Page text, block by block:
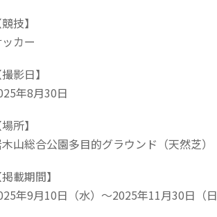
競技】
カー
撮影日】
年8月30日
場所】
山総合公園多目的グラウンド（天然芝）
掲載期間】
年9月10日（水）～2025年11月30日（